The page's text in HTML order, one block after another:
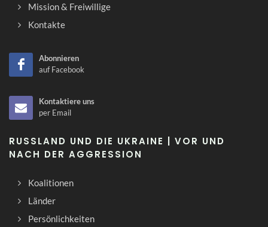
Mission & Freiwillige
Kontakte
Abonnieren
auf Facebook
Kontaktiere uns
per Email
RUSSLAND UND DIE UKRAINE | VOR UND
NACH DER AGGRESSION
Koalitionen
Länder
Persönlichkeiten